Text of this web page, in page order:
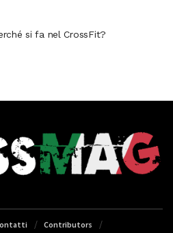
si fa nel CrossFit?
Contributors